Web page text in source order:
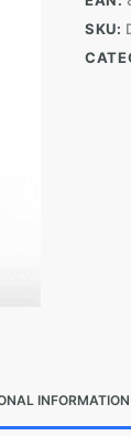
SKU:
INFORMATION